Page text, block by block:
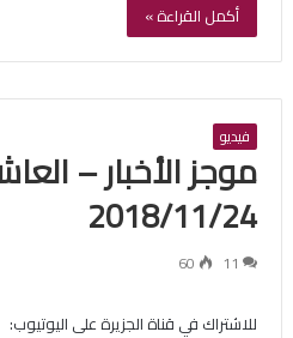
أكمل القراءة »
فيديو
موجز الأخبار –
2018/11/24
11
60
للاشتراك في قناة الجزيرة على اليوتيوب: